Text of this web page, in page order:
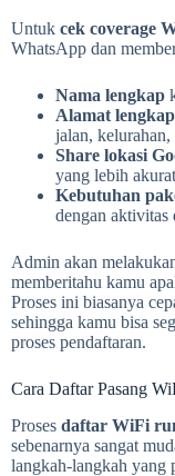
Untuk cek coverage
WhatsApp dan
Nama lengkap
Alamat lengkap
jalan,
Share lokasi
yang lebih akurat
Kebutuhan
dengan aktivitas
Admin akan
memberitahu kamu
Proses ini biasanya
sehingga kamu bisa
proses pendaftaran.
Cara Daftar Pasang
Proses daftar WiFi
sebenarnya sangat
langkah-langkah yang